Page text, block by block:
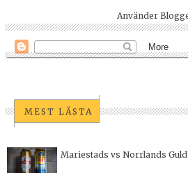
Använder
MEST LÄSTA
Mariestads vs Norrlands